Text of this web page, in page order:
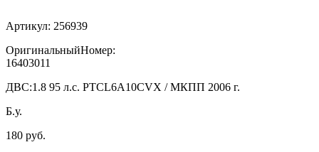
Артикул: 256939
ОригинальныйНомер:
16403011
ДВС:1.8 95 л.с. PTCL6A10CVX / МКПП 2006 г.
Б.у.
180 руб.